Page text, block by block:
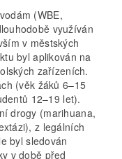
(WBE,
využíván
v městských
byl aplikován na
zařízeních.
(věk žáků 6–15
12–19 let).
drogy (marihuana,
z legálních
byl sledován
v době před